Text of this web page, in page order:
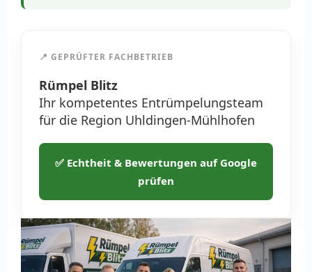
📍 GEPRÜFTER FACHBETRIEB
Rümpel Blitz
Ihr kompetentes Entrümpelungsteam
für die Region Uhldingen-Mühlhofen
✅ Echtheit & Bewertungen auf Google
prüfen